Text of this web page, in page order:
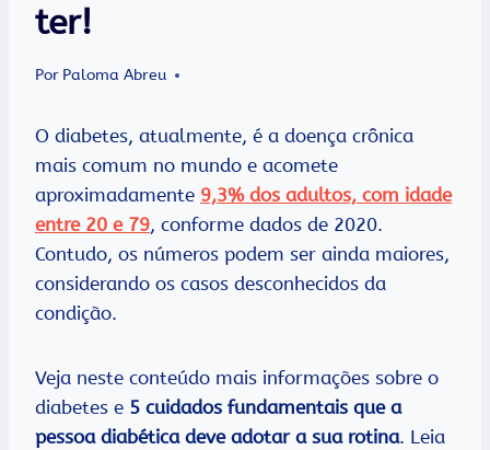
ter!
Por Paloma Abreu
O diabetes, atualmente, é a doença crônica
mais comum no mundo e acomete
aproximadamente 9,3% dos adultos, com idade
entre 20 e 79, conforme dados de 2020.
Contudo, os números podem ser ainda maiores,
considerando os casos desconhecidos da
condição.
Veja neste conteúdo mais informações sobre o
diabetes e 5 cuidados fundamentais que a
pessoa diabética deve adotar a sua rotina. Leia